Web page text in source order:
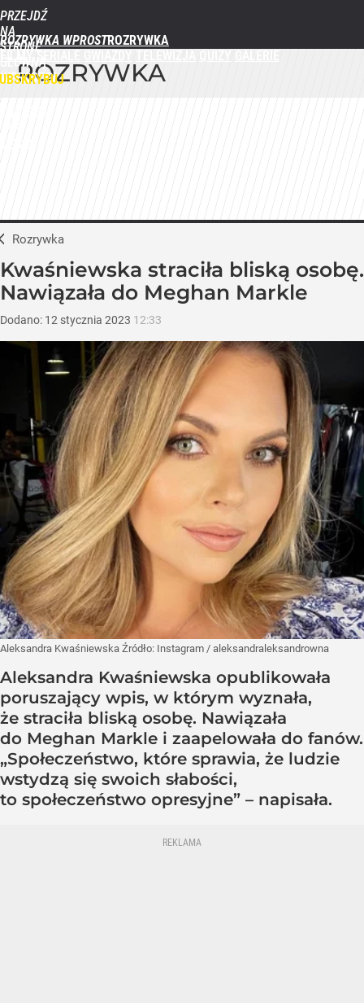
PRZEJDŹ
NA
STRONĘ
GŁÓWNĄ
WPROST.PL
ROZRYWKA WPROST
ROZRYWKA
Rozrywka
Kwaśniewska straciła bliską osobę.
Nawiązała do Meghan Markle
Dodano: 12 stycznia 2023 12:33
Aleksandra Kwaśniewska Źródło: Instagram / aleksandraleksandrowna
Aleksandra Kwaśniewska opublikowała
poruszający wpis, w którym wyznała,
że straciła bliską osobę. Nawiązała
do Meghan Markle i zaapelowała do fanów.
„Społeczeństwo, które sprawia, że ludzie
wstydzą się swoich słabości,
to społeczeństwo opresyjne” – napisała.